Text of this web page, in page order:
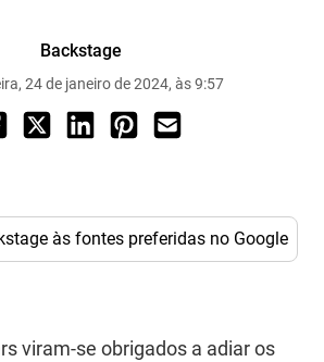
Backstage
24 de janeiro de 2024, às 9:57
às fontes preferidas no Google
viram-se obrigados a adiar os